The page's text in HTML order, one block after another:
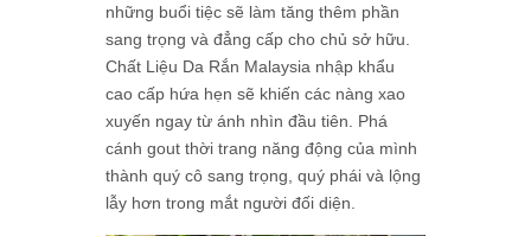
những buổi tiệc sẽ làm tăng thêm phần
sang trọng và đẳng cấp cho chủ sở hữu.
Chất Liệu Da Rắn Malaysia nhập khẩu
cao cấp hứa hẹn sẽ khiến các nàng xao
xuyến ngay từ ánh nhìn đầu tiên. Phá
cánh gout thời trang năng động của mình
thành quý cô sang trọng, quý phái và lộng
lẫy hơn trong mắt người đối diện.